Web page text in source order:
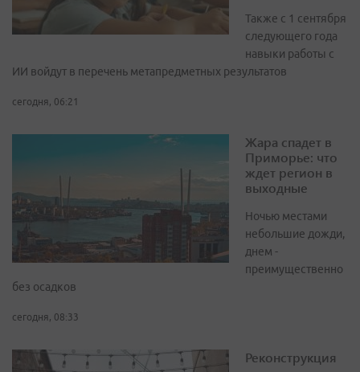
Также с 1 сентября
следующего года
навыки работы с
ИИ войдут в перечень метапредметных результатов
сегодня, 06:21
Жара спадет в
Приморье: что
ждет регион в
выходные
Ночью местами
небольшие дожди,
днем -
преимущественно
без осадков
сегодня, 08:33
Реконструкция